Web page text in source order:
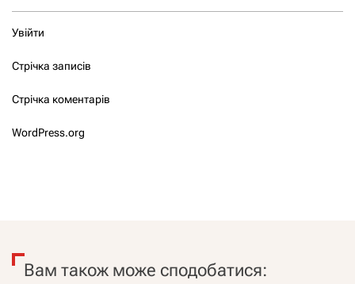
Увійти
Стрічка записів
Стрічка коментарів
WordPress.org
Вам також може сподобатися: